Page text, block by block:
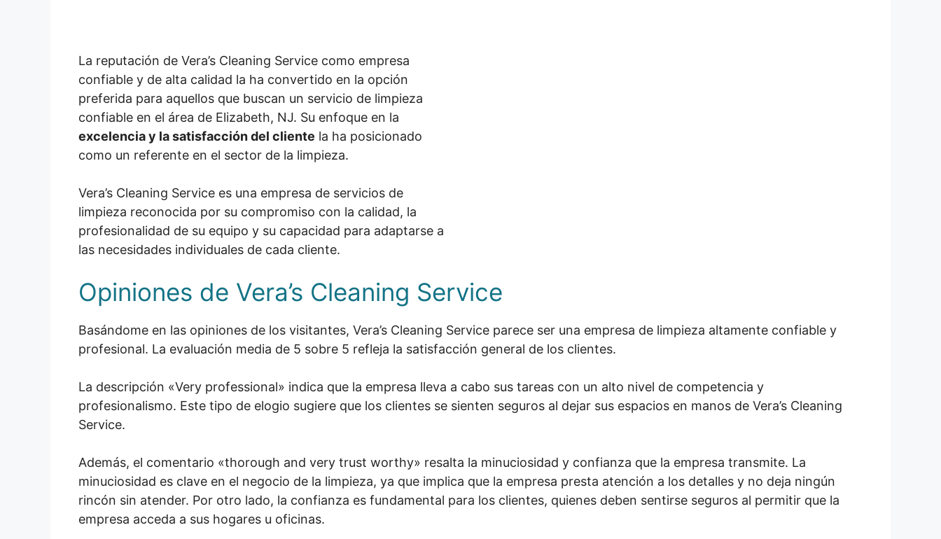
La reputación de Vera’s Cleaning Service como empresa
confiable y de alta calidad la ha convertido en la opción
preferida para aquellos que buscan un servicio de limpieza
confiable en el área de Elizabeth, NJ. Su enfoque en la
excelencia y la satisfacción del cliente la ha posicionado
como un referente en el sector de la limpieza.
Vera’s Cleaning Service es una empresa de servicios de
limpieza reconocida por su compromiso con la calidad, la
profesionalidad de su equipo y su capacidad para adaptarse a
las necesidades individuales de cada cliente.
Opiniones de Vera’s Cleaning Service
Basándome en las opiniones de los visitantes, Vera’s Cleaning Service parece ser una empresa de limpieza altamente confiable y
profesional. La evaluación media de 5 sobre 5 refleja la satisfacción general de los clientes.
La descripción «Very professional» indica que la empresa lleva a cabo sus tareas con un alto nivel de competencia y
profesionalismo. Este tipo de elogio sugiere que los clientes se sienten seguros al dejar sus espacios en manos de Vera’s Cleaning
Service.
Además, el comentario «thorough and very trust worthy» resalta la minuciosidad y confianza que la empresa transmite. La
minuciosidad es clave en el negocio de la limpieza, ya que implica que la empresa presta atención a los detalles y no deja ningún
rincón sin atender. Por otro lado, la confianza es fundamental para los clientes, quienes deben sentirse seguros al permitir que la
empresa acceda a sus hogares u oficinas.